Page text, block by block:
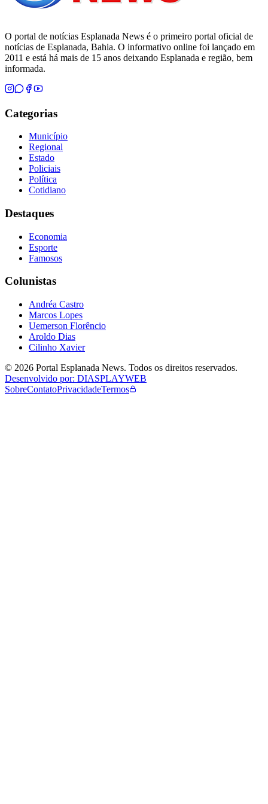
O portal de notícias Esplanada News é o primeiro portal oficial de
notícias de Esplanada, Bahia. O informativo online foi lançado em
2011 e está há mais de 15 anos deixando Esplanada e região, bem
informada.
Categorias
Município
Regional
Estado
Policiais
Política
Cotidiano
Destaques
Economia
Esporte
Famosos
Colunistas
Andréa Castro
Marcos Lopes
Uemerson Florêncio
Aroldo Dias
Cilinho Xavier
© 2026 Portal Esplanada News. Todos os direitos reservados.
Desenvolvido por: DIASPLAYWEB
SobreContatoPrivacidadeTermos